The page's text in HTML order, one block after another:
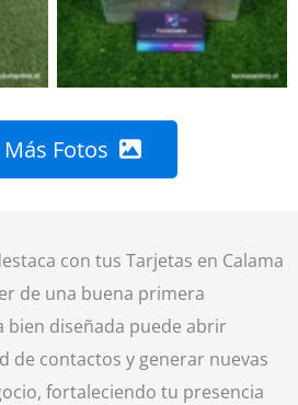
Fotos
con tus Tarjetas en Calama
de una buena primera
bien diseñada puede abrir
de contactos y generar nuevas
fortaleciendo tu presencia